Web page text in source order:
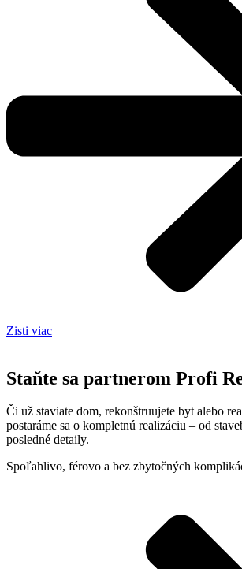
Zisti viac
Staňte sa partnerom Profi
Či už staviate dom, rekonštruujete byt alebo
postaráme sa o kompletnú realizáciu – od
posledné detaily.
Spoľahlivo, férovo a bez zbytočných